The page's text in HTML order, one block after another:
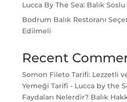
Lucca By The Sea: Balık
Bodrum Balık Restoranı
Edilmeli
Recent
Somon Fileto Tarifi: Lezzetli
Yemeği Tarifi - Lucca by the
Faydaları Nelerdir? Balık